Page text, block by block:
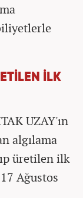
İLK
UZAY'ın
algılama
üretilen ilk
Ağustos